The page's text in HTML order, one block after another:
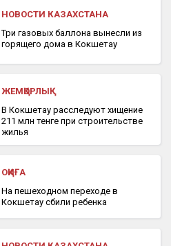
НОВОСТИ КАЗАХСТАНА
Три газовых баллона вынесли из
горящего дома в Кокшетау
ЖЕМҚОРЛЫҚ
В Кокшетау расследуют хищение
211 млн тенге при строительстве
жилья
ОҚИҒА
На пешеходном переходе в
Кокшетау сбили ребенка